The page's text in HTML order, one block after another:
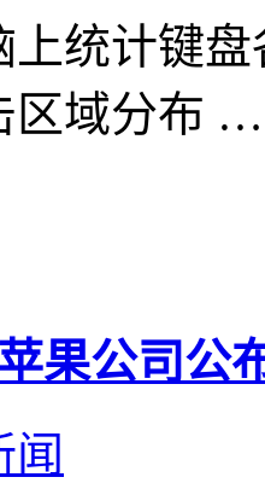
上统计键
区域分布
果公司公
闻